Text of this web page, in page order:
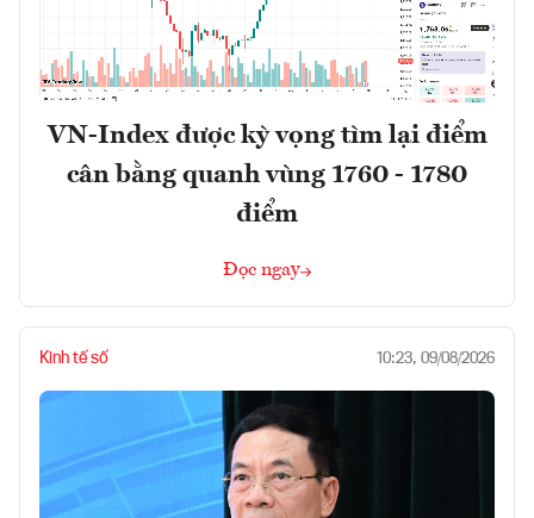
VN-Index được kỳ vọng tìm lại điểm
cân bằng quanh vùng 1760 - 1780
điểm
Đọc ngay
Kinh tế số 10:23, 09/08/2026